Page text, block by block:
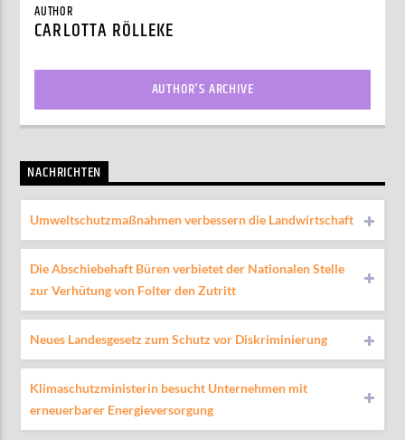
AUTHOR
CARLOTTA RÖLLEKE
AUTHOR'S ARCHIVE
NACHRICHTEN
Umweltschutzmaßnahmen verbessern die Landwirtschaft
Die Abschiebehaft Büren verbietet der Nationalen Stelle
zur Verhütung von Folter den Zutritt
Neues Landesgesetz zum Schutz vor Diskriminierung
Klimaschutzministerin besucht Unternehmen mit
erneuerbarer Energieversorgung